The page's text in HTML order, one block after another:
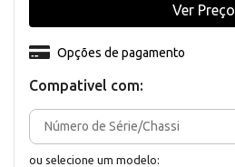
Compativel com:
ou selecione um modelo:
Opções de pagamento
Ver Preço